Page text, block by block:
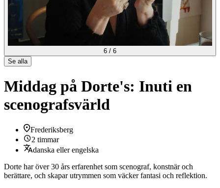
6 / 6
Se alla
Middag på Dorte's: Inuti en
scenografsvärld
Frederiksberg
2 timmar
danska eller engelska
Dorte har över 30 års erfarenhet som scenograf, konstnär och
berättare, och skapar utrymmen som väcker fantasi och reflektion.